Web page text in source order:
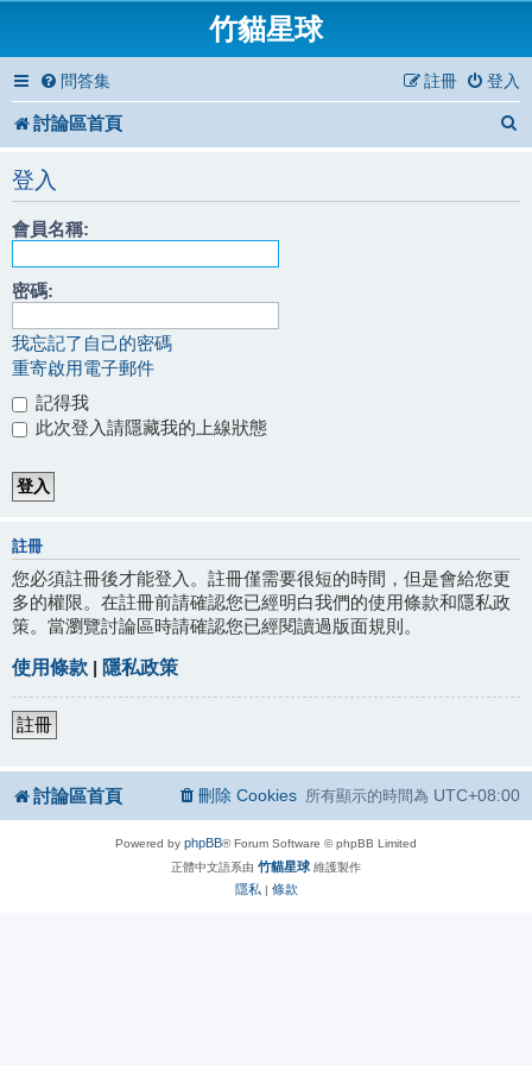
竹貓星球
問答集 登入
註冊
討論區首頁
登入
會員名稱:
密碼:
我忘記了自己的密碼
重寄啟用電子郵件
記得我
此次登入請隱藏我的上線狀態
註冊
您必須註冊後才能登入。註冊僅需要很短的時間，但是會給您更
多的權限。在註冊前請確認您已經明白我們的使用條款和隱私政
策。當瀏覽討論區時請確認您已經閱讀過版面規則。
使用條款 | 隱私政策
註冊
討論區首頁 所有顯示的時間為 UTC+08:00
刪除 Cookies
Powered by phpBB® Forum Software © phpBB Limited
正體中文語系由 竹貓星球 維護製作
隱私 | 條款